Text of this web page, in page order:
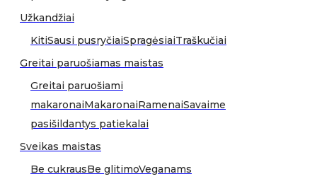
Užkandžiai
KitiSausi pusryčiaiSpragėsiaiTraškučiai
Greitai paruošiamas maistas
Greitai paruošiami
makaronaiMakaronaiRamenaiSavaime
pasišildantys patiekalai
Sveikas maistas
Be cukrausBe glitimoVeganams